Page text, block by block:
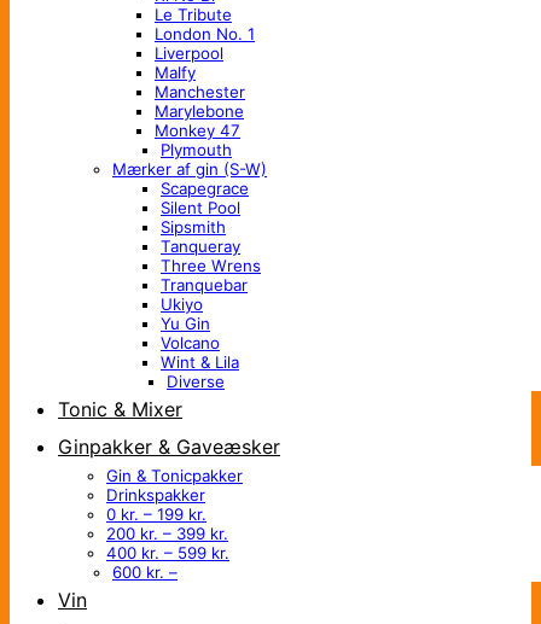
Le Tribute
London No. 1
Liverpool
Malfy
Manchester
Marylebone
Monkey 47
Plymouth
Mærker af gin (S-W)
Scapegrace
Silent Pool
Sipsmith
Tanqueray
Three Wrens
Tranquebar
Ukiyo
Yu Gin
Volcano
Wint & Lila
Diverse
Tonic & Mixer
Ginpakker & Gaveæsker
Gin & Tonicpakker
Drinkspakker
0 kr. – 199 kr.
200 kr. – 399 kr.
400 kr. – 599 kr.
600 kr. –
Vin